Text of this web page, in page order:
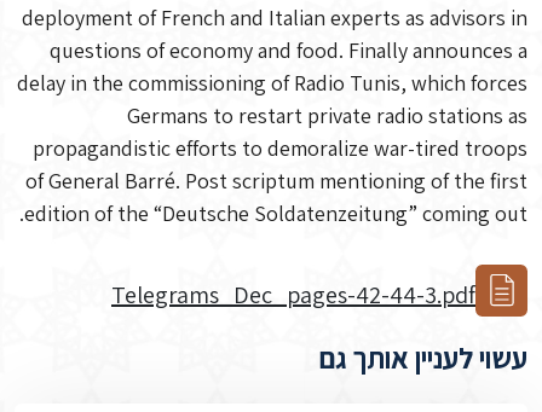
deployment of French and Italian experts as advisors in
questions of economy and food. Finally announces a
delay in the commissioning of Radio Tunis, which forces
Germans to restart private radio stations as
propagandistic efforts to demoralize war-tired troops
of General Barré. Post scriptum mentioning of the first
edition of the “Deutsche Soldatenzeitung” coming out.
Telegrams_Dec_pages-42-44-3.pdf
עשוי לעניין אותך גם